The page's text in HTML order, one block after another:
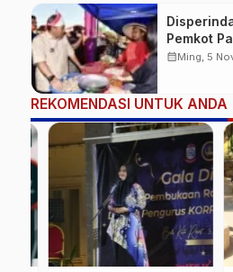
Pemkot
Gelar
calendar_monthMing, 5
REKOMENDASI UNTUK ANDA